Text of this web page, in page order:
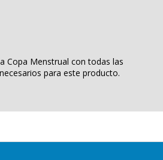
Copa Menstrual con todas las
para este producto.